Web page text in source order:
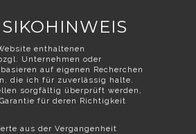
enthaltenen
Unternehmen oder
auf eigenen Recherchen
die ich für zuverlässig halte.
sorgfältig überprüft werden,
für deren Richtigkeit
aus der Vergangenheit